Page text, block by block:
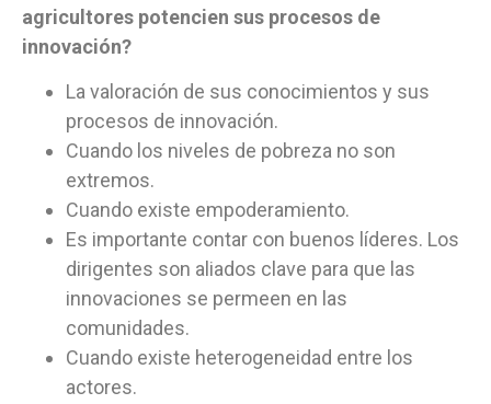
agricultores potencien sus procesos de
innovación?
La valoración de sus conocimientos y sus
procesos de innovación.
Cuando los niveles de pobreza no son
extremos.
Cuando existe empoderamiento.
Es importante contar con buenos líderes. Los
dirigentes son aliados clave para que las
innovaciones se permeen en las
comunidades.
Cuando existe heterogeneidad entre los
actores.